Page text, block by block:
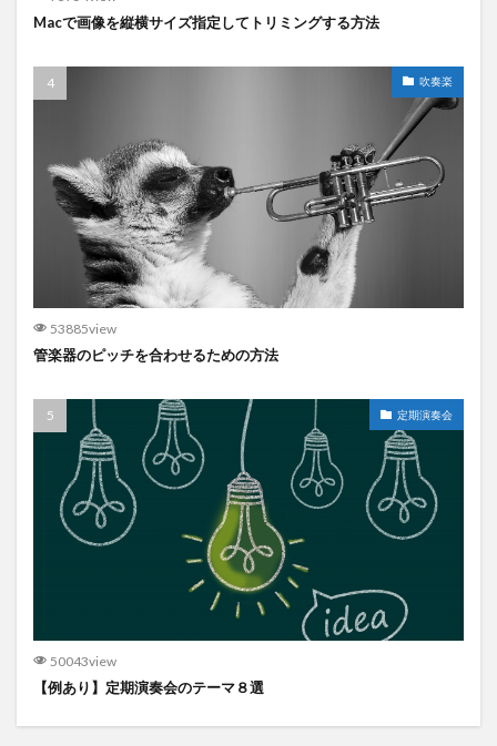
Macで画像を縦横サイズ指定してトリミングする方法
吹奏楽
53885view
管楽器のピッチを合わせるための方法
定期演奏会
50043view
【例あり】定期演奏会のテーマ８選